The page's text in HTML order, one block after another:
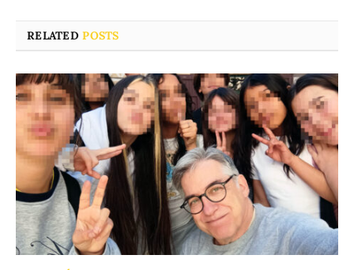
RELATEDPOSTS